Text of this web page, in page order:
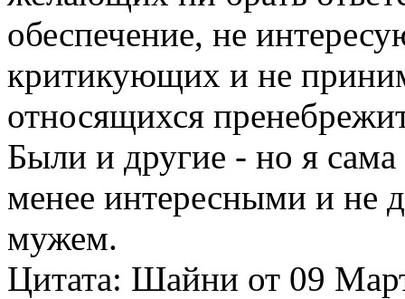
обеспечение, не
критикующих и не
относящихся
Были и другие - но я сама
менее интересными и не
мужем.
Цитата: Шайни от 09